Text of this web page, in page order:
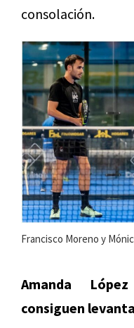
consolación.
Francisco Moreno y
Amanda
consiguen